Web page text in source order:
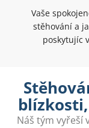
Vaše
stěhování a
poskytujíc
Náš tým vyřeší